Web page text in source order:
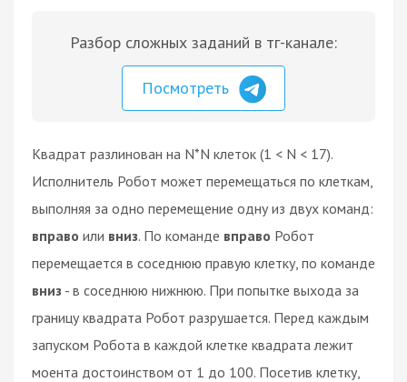
Разбор сложных заданий в тг-канале:
Посмотреть
Квадрат разлинован на N*N клеток (1 < N < 17).
Исполнитель Робот может перемещаться по клеткам,
выполняя за одно перемещение одну из двух команд:
вправо или вниз. По команде вправо Робот
перемещается в соседнюю правую клетку, по команде
вниз - в соседнюю нижнюю. При попытке выхода за
границу квадрата Робот разрушается. Перед каждым
запуском Робота в каждой клетке квадрата лежит
моента достоинством от 1 до 100. Посетив клетку,